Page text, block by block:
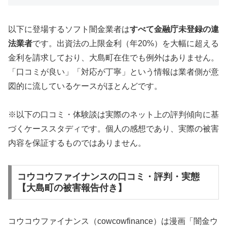
以下に登場するソフト闇金業者はすべて金融庁未登録の違
法業者です。出資法の上限金利（年20%）を大幅に超える
金利を請求しており、大島町在住でも例外はありません。
「口コミが良い」「対応が丁寧」という情報は業者側が意
図的に流しているケースがほとんどです。
※以下の口コミ・体験談は実際のネット上の評判傾向に基
づくケーススタディです。個人の感想であり、実際の被害
内容を保証するものではありません。
コウコウファイナンスの口コミ・評判・実態
【大島町の被害報告付き】
コウコウファイナンス（cowcowfinance）は漫画「闇金ウ